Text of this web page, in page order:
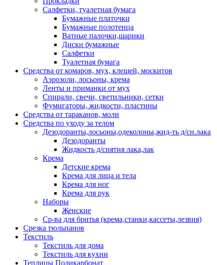
Салфетки, туалетная бумага
Бумажные платочки
Бумажные полотенца
Ватные палочки,шарики
Диски бумажные
Салфетки
Туалетная бумага
Средства от комаров, мух, клещей, москитов
Аэрозоли, лосьоны, крема
Ленты и приманки от мух
Спирали, свечи, светильники, сетки
Фумигаторы, жидкости, пластины
Средства от тараканов, моли
Средства по уходу за телом
Дезодоранты,лосьоны,одеколоны,жид-ть д/сн.лака
Дезодоранты
Жидкость д/снятия лака,лак
Крема
Детские крема
Крема для лица и тела
Крема для ног
Крема для рук
Наборы
Женские
Ср-ва для бритья (крема,станки,кассеты,лезвия)
Срезка тюльпанов
Текстиль
Текстиль для дома
Текстиль для кухни
Теплицы Поликарбонат